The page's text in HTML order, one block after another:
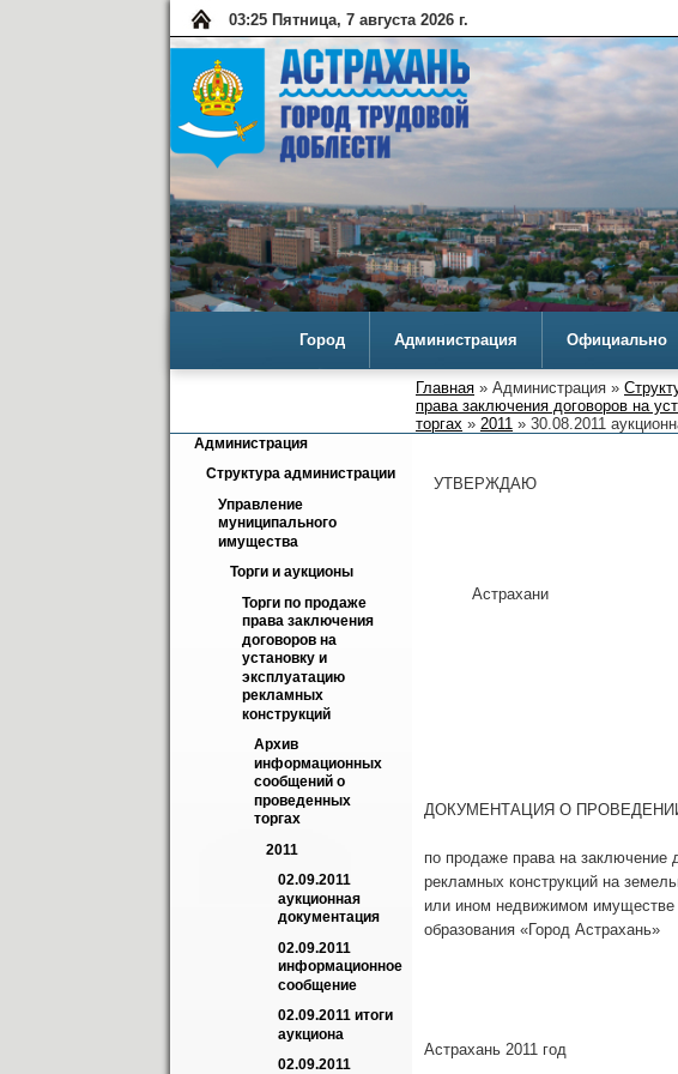
03:26 Пятница, 7 августа 2026 г.
Город Администрация Официально
Главная » Администрация »
права заключения договоров на
торгах » 2011 » 30.08.2011
Администрация
Структура администрации
Управление
муниципального
имущества
Торги и аукционы
Торги по продаже
права заключения
договоров на
установку и
эксплуатацию
рекламных
конструкций
Архив
информационных
сообщений о
проведенных
торгах
2011
02.09.2011
аукционная
документация
02.09.2011
информационное
сообщение
02.09.2011 итоги
аукциона
02.09.2011
УТВЕРЖДАЮ
Астрахани
ДОКУМЕНТАЦИЯ О
по продаже права на заключение
рекламных конструкций на
или ином недвижимом имуществе
образования «Город Астрахань»
Астрахань 2011 год